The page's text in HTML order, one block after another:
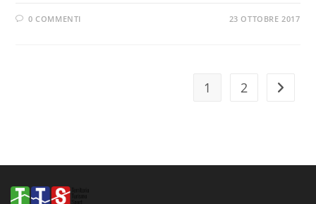
0 COMMENTI 23 OTTOBRE 2017
1 2